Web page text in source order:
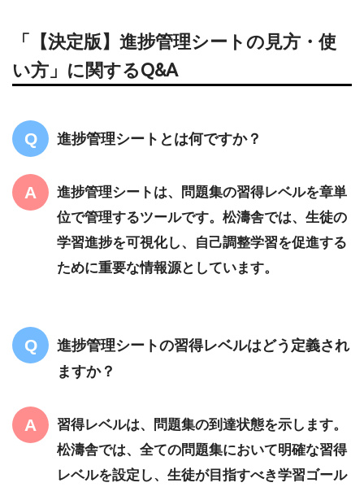
「【決定版】進捗管理シートの見方・使
い方」に関するQ&A
進捗管理シートとは何ですか？
進捗管理シートは、問題集の習得レベルを章単
位で管理するツールです。松濤舎では、生徒の
学習進捗を可視化し、自己調整学習を促進する
ために重要な情報源としています。
進捗管理シートの習得レベルはどう定義され
ますか？
習得レベルは、問題集の到達状態を示します。
松濤舎では、全ての問題集において明確な習得
レベルを設定し、生徒が目指すべき学習ゴール